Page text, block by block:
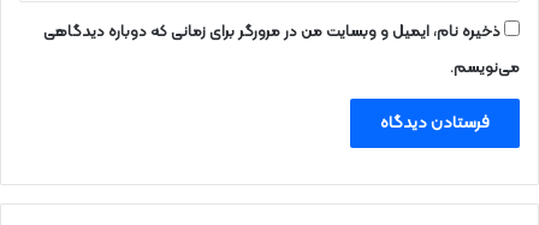
ذخیره نام، ایمیل و وبسایت من در مرورگر برای زمانی که دوباره دیدگاهی
می‌نویسم.